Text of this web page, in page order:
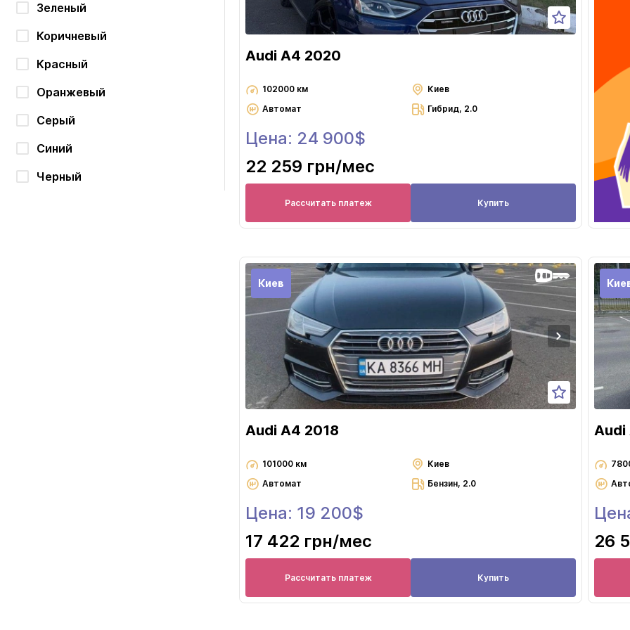
Зеленый
Коричневый
Красный
Оранжевый
Серый
Синий
Черный
Audi A4 2020
102000 км
Киев
Автомат
Гибрид, 2.0
Цена: 24 900$
22 259 грн/мес
Рассчитать платеж Купить
Киев
Audi A4 2018
101000 км
Киев
Автомат
Бензин, 2.0
Цена: 19 200$
17 422 грн/мес
Рассчитать платеж Купить
Audi
26